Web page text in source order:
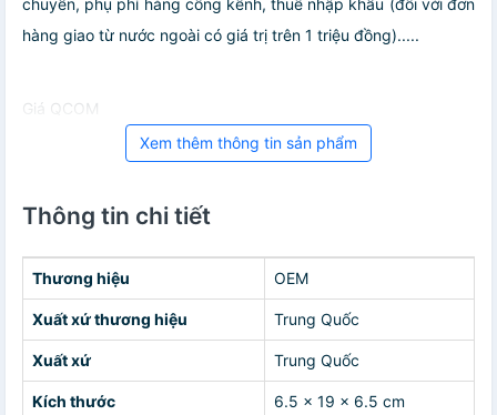
chuyển, phụ phí hàng cồng kềnh, thuế nhập khẩu (đối với đơn
hàng giao từ nước ngoài có giá trị trên 1 triệu đồng).....
Giá QCOM
Xem thêm thông tin sản phẩm
Thông tin chi tiết
Thương hiệu OEM
Xuất xứ thương hiệu Trung Quốc
Xuất xứ Trung Quốc
Kích thước 6.5 x 19 x 6.5 cm